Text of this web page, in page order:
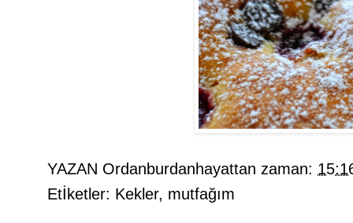
YAZAN Ordanburdanhayattan zaman:
Etİketler: Kekler, mutfağım